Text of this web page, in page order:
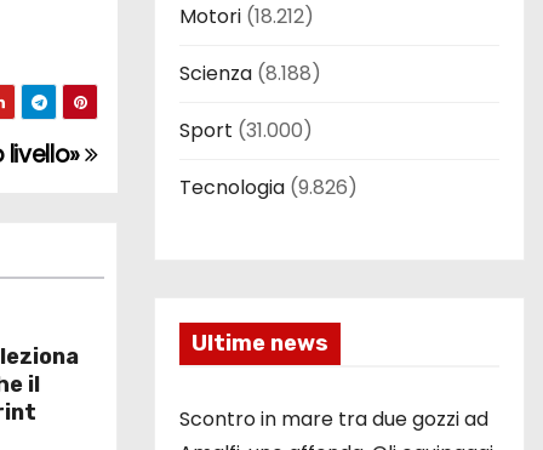
livello»
il
Motori (18.212)
Scienza (8.188)
Sport (31.000)
Tecnologia (9.826)
Ultime news
Scontro in mare tra due gozzi ad